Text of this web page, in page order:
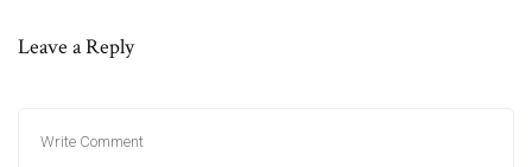
Leave a Reply